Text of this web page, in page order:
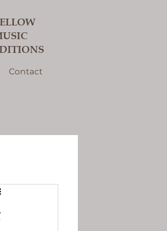
Contact